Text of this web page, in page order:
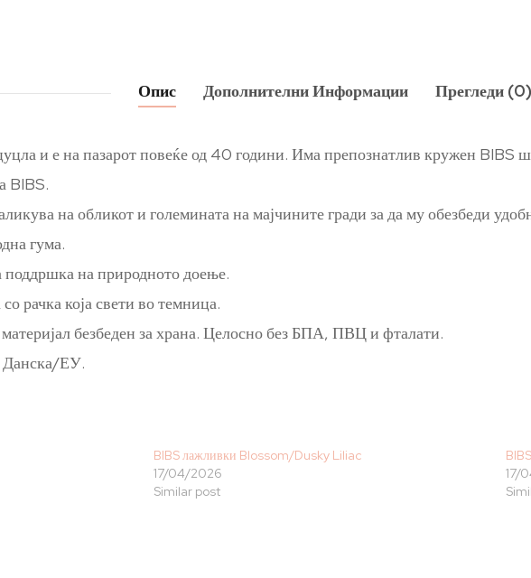
Опис Дополнителни Информации Прегледи (0)
и е на пазарот повеќе од 40 години. Има препознатлив кружен BIBS
BIBS.
на обликот и големината на мајчините гради за да му обезбеди
гума.
на природното доење.
рачка која свети во темница.
безбеден за храна. Целосно без БПА, ПВЦ и фталати.
Данска/ЕУ.
BIBS лажливки Blossom/Dusky Liliac
17/04/2026
Similar post
17/